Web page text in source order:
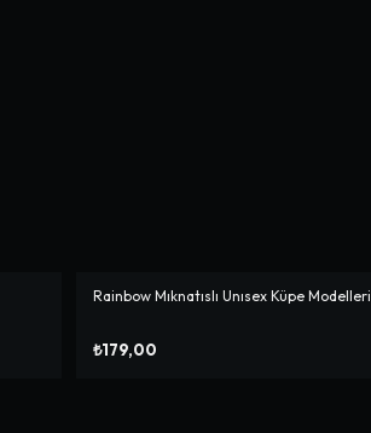
Rainbow Mıknatıslı Unısex Küpe Modelleri
₺179,00